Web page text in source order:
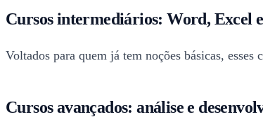
Cursos intermediários: Word, Excel
Voltados para quem já tem noções básicas,
Cursos avançados: análise e